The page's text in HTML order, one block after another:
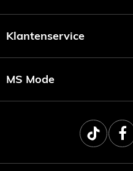
Klantenservice
MS Mode